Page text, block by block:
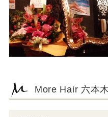
More Hair 六本